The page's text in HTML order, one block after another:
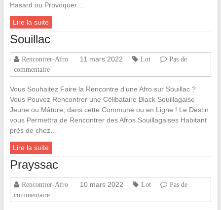
Hasard ou Provoquer…
Lire la suite
Souillac
Rencontrer-Afro 11 mars 2022 Lot
Pas de
commentaire
Vous Souhaitez Faire la Rencontre d’une Afro sur Souillac ?
Vous Pouvez Rencontrer une Célibataire Black Souillagaise
Jeune ou Mâture, dans cette Commune ou en Ligne ! Le Destin
vous Permettra de Rencontrer des Afros Souillagaises Habitant
près de chez…
Lire la suite
Prayssac
Rencontrer-Afro 10 mars 2022 Lot
Pas de
commentaire